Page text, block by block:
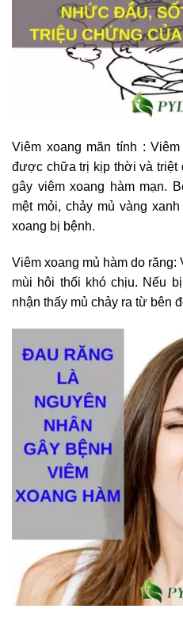
Viêm xoang mãn tính :
được chữa trị kịp thời và triệt
gây viêm xoang hàm mạn.
mệt mỏi, chảy mủ vàng
xoang bị bệnh.
Viêm xoang mủ hàm do răng:
mùi hôi thối khó chịu. Nếu
nhận thấy mủ chảy ra từ bên